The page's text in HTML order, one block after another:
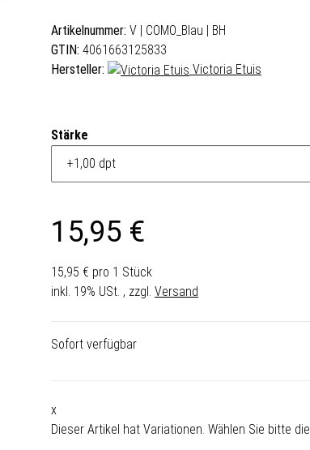
Artikelnummer: V | COMO_Blau | BH
GTIN: 4061663125833
Hersteller:
Victoria Etuis
Stärke
15,95 €
15,95 € pro 1 Stück
inkl. 19% USt. , zzgl. Versand
Sofort verfügbar
x
Dieser Artikel hat Variationen. Wählen Sie bitte